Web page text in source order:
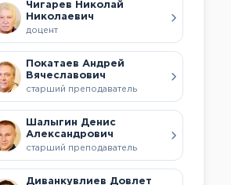
Чигарев Николай
Николаевич
доцент
Покатаев Андрей
Вячеславович
старший преподаватель
Шалыгин Денис
Александрович
старший преподаватель
Диванкувлиев Довлет